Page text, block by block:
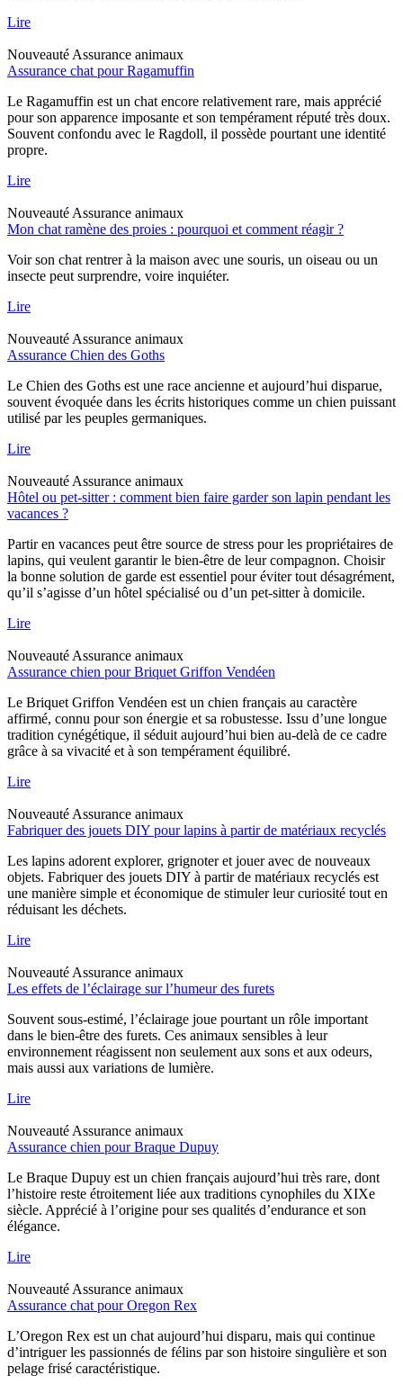
Lire
Nouveauté Assurance animaux
Assurance chat pour Ragamuffin
Le Ragamuffin est un chat encore relativement rare, mais apprécié
pour son apparence imposante et son tempérament réputé très doux.
Souvent confondu avec le Ragdoll, il possède pourtant une identité
propre.
Lire
Nouveauté Assurance animaux
Mon chat ramène des proies : pourquoi et comment réagir ?
Voir son chat rentrer à la maison avec une souris, un oiseau ou un
insecte peut surprendre, voire inquiéter.
Lire
Nouveauté Assurance animaux
Assurance Chien des Goths
Le Chien des Goths est une race ancienne et aujourd’hui disparue,
souvent évoquée dans les écrits historiques comme un chien puissant
utilisé par les peuples germaniques.
Lire
Nouveauté Assurance animaux
Hôtel ou pet-sitter : comment bien faire garder son lapin pendant les
vacances ?
Partir en vacances peut être source de stress pour les propriétaires de
lapins, qui veulent garantir le bien-être de leur compagnon. Choisir
la bonne solution de garde est essentiel pour éviter tout désagrément,
qu’il s’agisse d’un hôtel spécialisé ou d’un pet-sitter à domicile.
Lire
Nouveauté Assurance animaux
Assurance chien pour Briquet Griffon Vendéen
Le Briquet Griffon Vendéen est un chien français au caractère
affirmé, connu pour son énergie et sa robustesse. Issu d’une longue
tradition cynégétique, il séduit aujourd’hui bien au-delà de ce cadre
grâce à sa vivacité et à son tempérament équilibré.
Lire
Nouveauté Assurance animaux
Fabriquer des jouets DIY pour lapins à partir de matériaux recyclés
Les lapins adorent explorer, grignoter et jouer avec de nouveaux
objets. Fabriquer des jouets DIY à partir de matériaux recyclés est
une manière simple et économique de stimuler leur curiosité tout en
réduisant les déchets.
Lire
Nouveauté Assurance animaux
Les effets de l’éclairage sur l’humeur des furets
Souvent sous-estimé, l’éclairage joue pourtant un rôle important
dans le bien-être des furets. Ces animaux sensibles à leur
environnement réagissent non seulement aux sons et aux odeurs,
mais aussi aux variations de lumière.
Lire
Nouveauté Assurance animaux
Assurance chien pour Braque Dupuy
Le Braque Dupuy est un chien français aujourd’hui très rare, dont
l’histoire reste étroitement liée aux traditions cynophiles du XIXe
siècle. Apprécié à l’origine pour ses qualités d’endurance et son
élégance.
Lire
Nouveauté Assurance animaux
Assurance chat pour Oregon Rex
L’Oregon Rex est un chat aujourd’hui disparu, mais qui continue
d’intriguer les passionnés de félins par son histoire singulière et son
pelage frisé caractéristique.